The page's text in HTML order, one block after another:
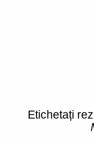
Etichetați